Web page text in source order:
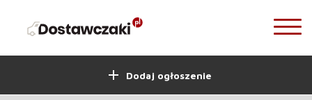
add Dodaj ogłoszenie